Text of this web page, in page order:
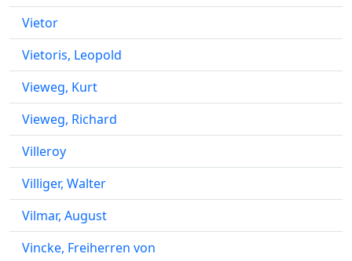
Vietor
Vietoris, Leopold
Vieweg, Kurt
Vieweg, Richard
Villeroy
Villiger, Walter
Vilmar, August
Vincke, Freiherren von